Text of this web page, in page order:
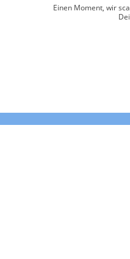
Einen Moment, wir